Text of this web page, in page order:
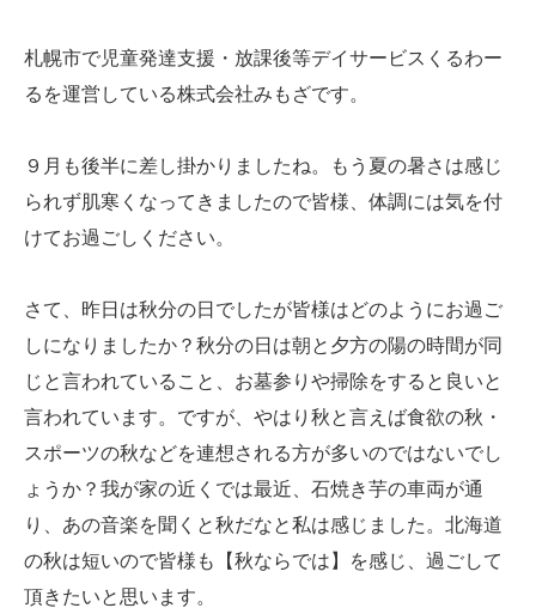
札幌市で児童発達支援・放課後等デイサービスくるわー
るを運営している株式会社みもざです。
９月も後半に差し掛かりましたね。もう夏の暑さは感じ
られず肌寒くなってきましたので皆様、体調には気を付
けてお過ごしください。
さて、昨日は秋分の日でしたが皆様はどのようにお過ご
しになりましたか？秋分の日は朝と夕方の陽の時間が同
じと言われていること、お墓参りや掃除をすると良いと
言われています。ですが、やはり秋と言えば食欲の秋・
スポーツの秋などを連想される方が多いのではないでし
ょうか？我が家の近くでは最近、石焼き芋の車両が通
り、あの音楽を聞くと秋だなと私は感じました。北海道
の秋は短いので皆様も【秋ならでは】を感じ、過ごして
頂きたいと思います。